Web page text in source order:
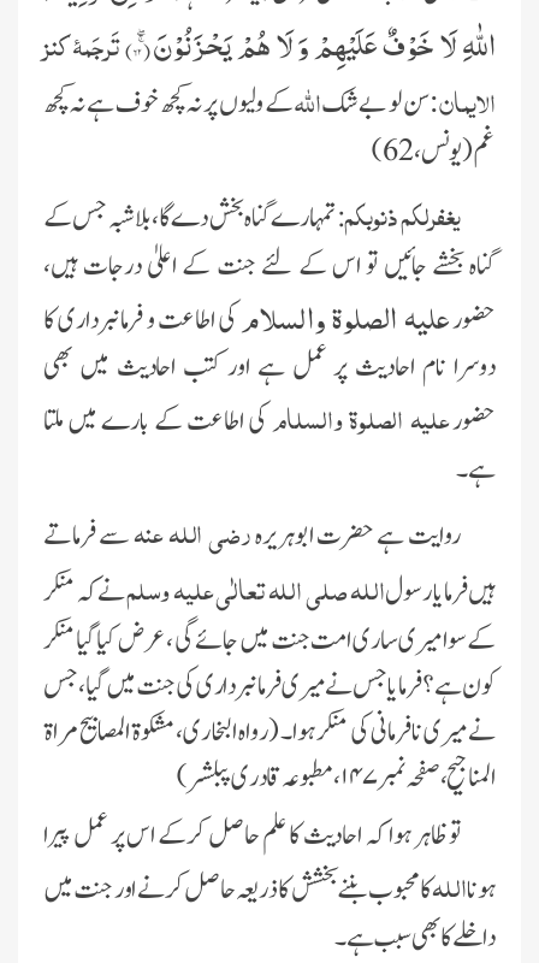
اللّٰهِ لَا خَوْفٌ عَلَیْهِمْ وَ لَا هُمْ یَحْزَنُوْنَۚۖ(۶۲)تَرجَمۂ کنز
الایمان:سن لو بےشکاللہکے ولیوں پر نہ کچھ خو ف ہے نہ کچھ
غم(یونس،62)
یغفرلکم ذنوبکم: تمہارے گناہ بخش دے گا، بلاشبہ جس کے
گناہ بخشے جائیں تو اس کے لئے جنت کے اعلیٰ درجات ہیں،
حضورعلیہ الصلوة والسلامکی اطاعت و فرمانبرداری کا
دوسرا نام احادیث پر عمل ہے اور کتب احادیث میں بھی
حضورعلیہ الصلوة والسلامکی اطاعت کے بارے میں ملتا
ہے۔
روایت ہے حضرت ابوہریرہرضی اللہ عنہسے فرماتے
ہیں فرمایا رسولاللہ صلی اللہ تعالٰی علیہ وسلمنے کہ منکر
کے سوا میری ساری امت جنت میں جائے گی ، عرض کیا گیا منکر
کون ہے؟ فرمایا جس نے میری فرمانبرداری کی جنت میں گیا، جس
نے میری نافرمانی کی منکر ہوا۔ (رواہ البخاری، مشکوة المصابیح مراة
المناجیح، صفحہ نمبر ۱۴۷، مطبوعہ قادری پبلشر)
تو ظاہر ہوا کہ احادیث کا علم حاصل کرکے اس پر عمل پیرا
ہونااللہکا محبوب بننے بخشش کا ذریعہ حاصل کرنے اور جنت میں
داخلے کا بھی سبب ہے۔